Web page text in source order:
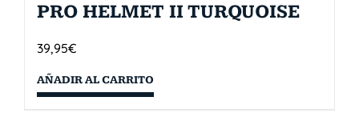
PRO HELMET II TURQUOISE
39,95€
AÑADIR AL CARRITO